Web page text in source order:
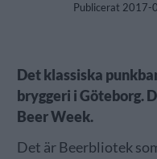
Publicerat 2017-
Det klassiska
bryggeri i Göteborg.
Beer Week.
Det är Beerbliotek